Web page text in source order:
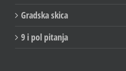
Gradska skica
9 i pol pitanja